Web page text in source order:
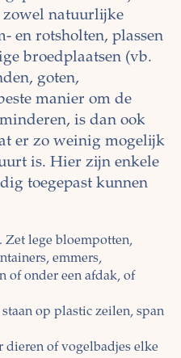
zowel natuurlijke
en rotsholten, plassen
broedplaatsen (vb.
goten,
manier om de
is dan ook
er zo weinig mogelijk
is. Hier zijn enkele
toegepast kunnen
Zet lege bloempotten,
emmers,
of onder een afdak, of
op plastic zeilen, span
dieren of vogelbadjes elke